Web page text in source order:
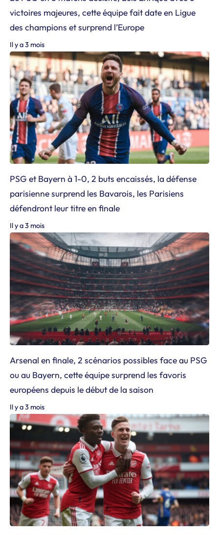
victoires majeures, cette équipe fait date en Ligue
des champions et surprend l’Europe
Il y a 3 mois
PSG et Bayern à 1-0, 2 buts encaissés, la défense
parisienne surprend les Bavarois, les Parisiens
défendront leur titre en finale
Il y a 3 mois
Arsenal en finale, 2 scénarios possibles face au PSG
ou au Bayern, cette équipe surprend les favoris
européens depuis le début de la saison
Il y a 3 mois